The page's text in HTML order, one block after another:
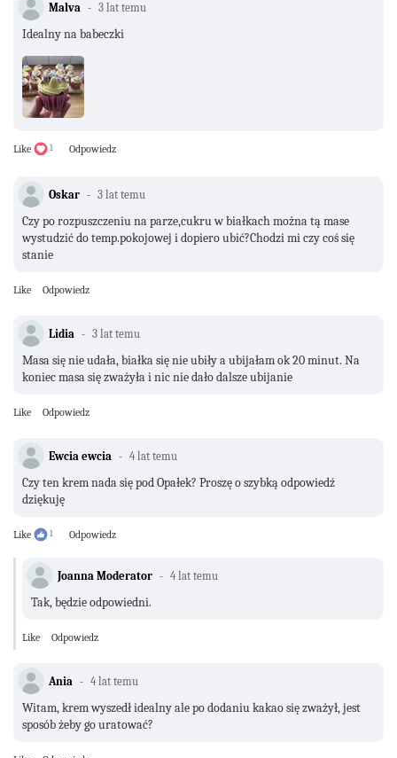
Malva 3 lat temu
Idealny na babeczki
Like 1 Odpowiedz
Oskar 3 lat temu
Czy po rozpuszczeniu na parze,cukru w białkach można tą mase
wystudzić do temp.pokojowej i dopiero ubić?Chodzi mi czy coś się
stanie
Like Odpowiedz
Lidia 3 lat temu
Masa się nie udała, białka się nie ubiły a ubijałam ok 20 minut. Na
koniec masa się zważyła i nic nie dało dalsze ubijanie
Like Odpowiedz
Ewcia ewcia 4 lat temu
Czy ten krem nada się pod Opałek? Proszę o szybką odpowiedź
dziękuję
Like 1 Odpowiedz
Joanna Moderator 4 lat temu
Tak, będzie odpowiedni.
Like Odpowiedz
Ania 4 lat temu
Witam, krem wyszedł idealny ale po dodaniu kakao się zważył, jest
sposób żeby go uratować?